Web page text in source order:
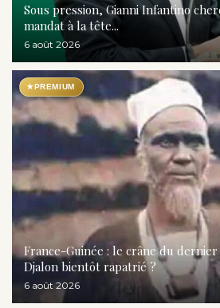
Sous pression, Gianni Infantino
mandat à la tête...
6 août 2026
★PREMIUM
France-Guinée : le crâne du
Djalon bientôt rapatrié ?
6 août 2026